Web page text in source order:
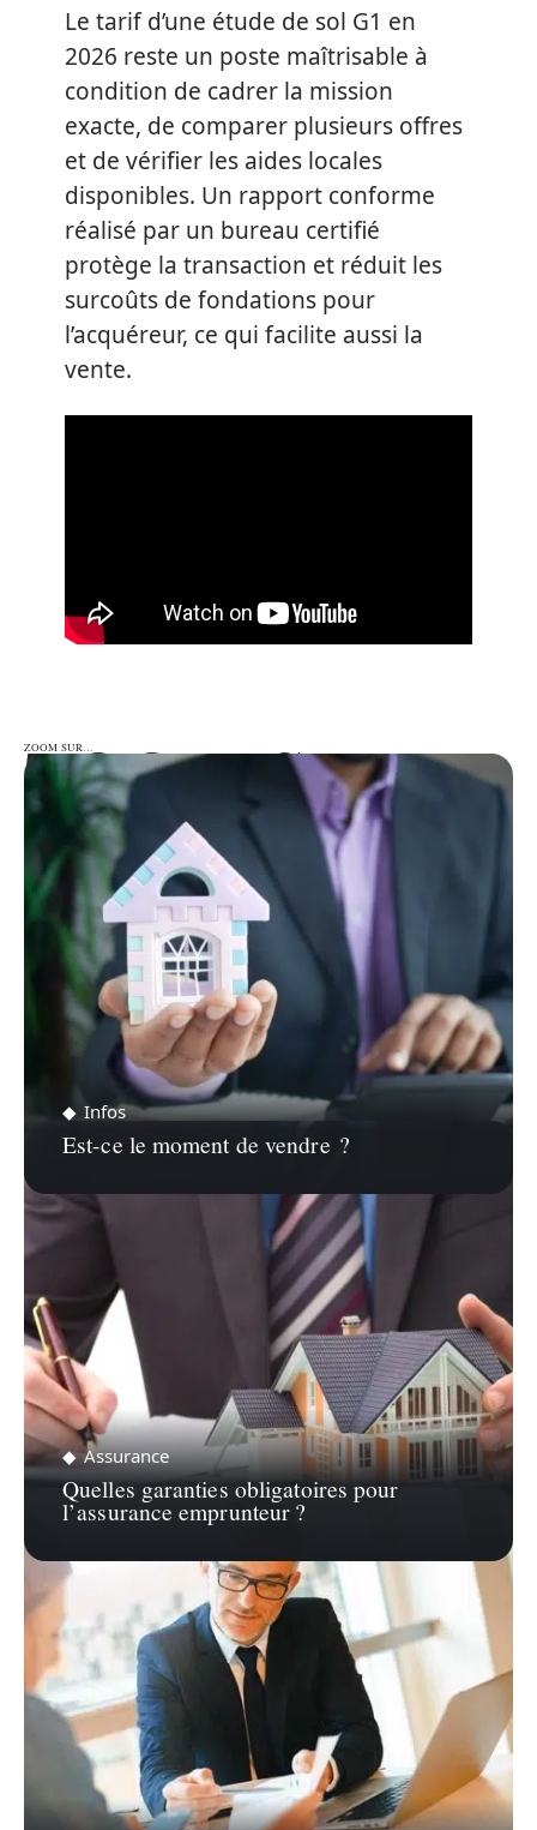
Le tarif d’une étude de sol G1 en
2026 reste un poste maîtrisable à
condition de cadrer la mission
exacte, de comparer plusieurs offres
et de vérifier les aides locales
disponibles. Un rapport conforme
réalisé par un bureau certifié
protège la transaction et réduit les
surcoûts de fondations pour
l’acquéreur, ce qui facilite aussi la
vente.
ZOOM SUR…
ZOOM SUR…
Infos
Est-ce le moment de vendre ?
Assurance
Quelles garanties obligatoires pour
l’assurance emprunteur ?